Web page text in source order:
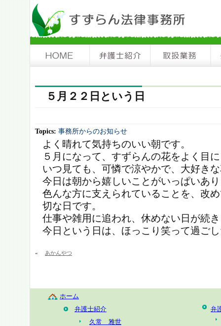
５月２２日という日
Topics: 事務所からのお知らせ
よく晴れて気持ちのいい朝です。
５月になって、すずらんの花をよく目
いつ見ても、可憐で涼やかで、大好き
今日は朝から嬉しいことがいっぱいあ
色んな方に支えられていることを、改
切な日です。
仕事や雑用に追われ、休めない日が続
今日という日は、ほっこり笑って過ご
« あかんやつ
ホーム
弁護士紹介
久常 雅世
弁